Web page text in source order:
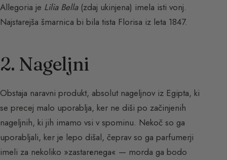
Allegoria je Lilia Bella(zdaj ukinjena) imela isti vonj.
Najstarejša šmarnica bi bila tista Florisa iz leta 1847.
2. Nageljni
Obstaja naravni produkt, absolut nageljnov iz Egipta, ki
se precej malo uporablja, ker ne diši po začinjenih
nageljnih, ki jih imamo vsi v spominu. Nekoč so ga
uporabljali, ker je lepo dišal, čeprav so ga parfumerji
imeli za nekoliko »zastarелega« — morda ga bodo